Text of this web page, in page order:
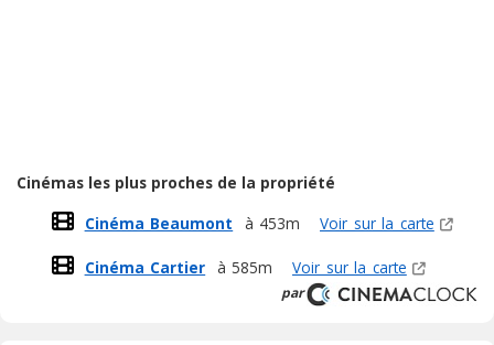
Cinémas les plus proches de la propriété
Cinéma Beaumont
à 453m Voir sur la carte
Cinéma Cartier à 585m Voir sur la carte
par